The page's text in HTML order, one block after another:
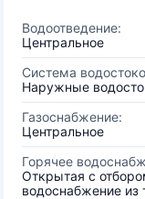
Водоотведение:
Центральное
Система
Наружные
Газоснабжение:
Центральное
Горячее
Открытая с
водоснабжение из